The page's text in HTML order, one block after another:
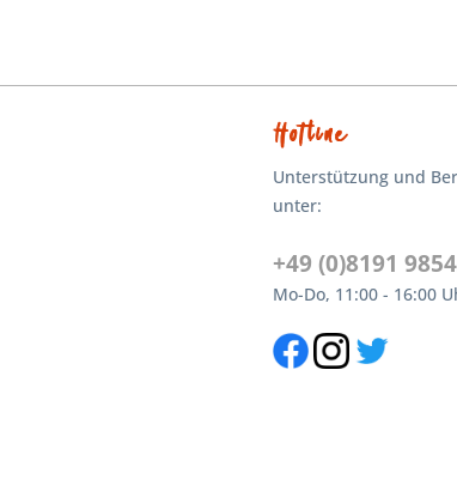
Hotline
Unterstützung und
unter:
+49 (0)8191
Mo-Do, 11:00 - 16:00